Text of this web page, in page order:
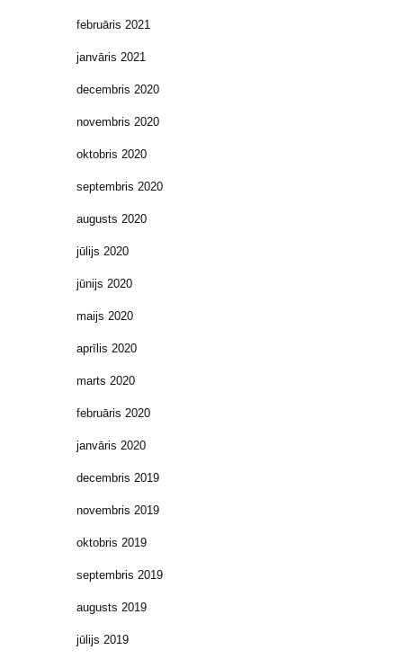
februāris 2021
janvāris 2021
decembris 2020
novembris 2020
oktobris 2020
septembris 2020
augusts 2020
jūlijs 2020
jūnijs 2020
maijs 2020
aprīlis 2020
marts 2020
februāris 2020
janvāris 2020
decembris 2019
novembris 2019
oktobris 2019
septembris 2019
augusts 2019
jūlijs 2019